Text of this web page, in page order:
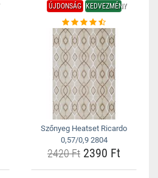
ÚJDONSÁG KEDVEZMÉNY
Szőnyeg Heatset Ricardo
0,57/0,9 2804
2420 Ft 2390 Ft